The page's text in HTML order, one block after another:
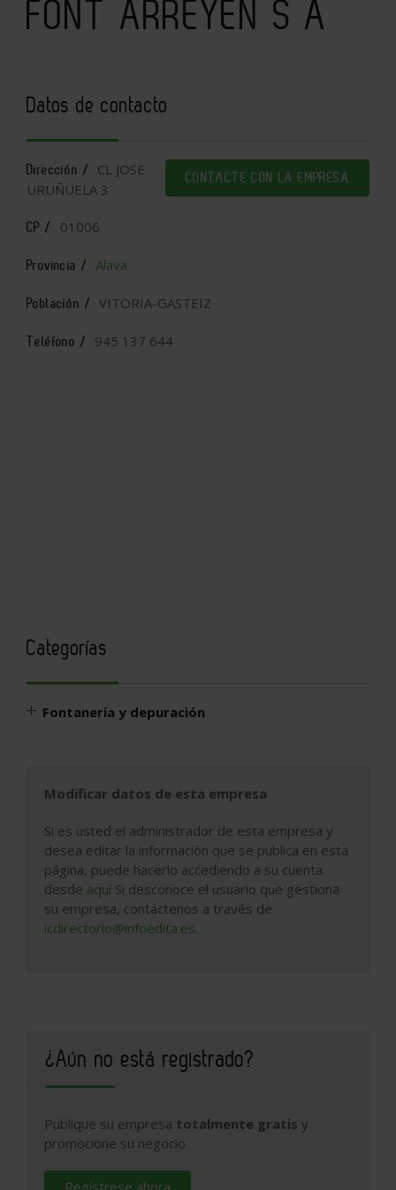
FONT ARREYEN S A
Datos de contacto
CONTACTE CON LA EMPRESA
Dirección /
CL JOSE
URUÑUELA 3
CP / 01006
Provincia / Alava
Población / VITORIA-GASTEIZ
Teléfono / 945 137 644
Categorías
Fontanería y depuración
Modificar datos de esta empresa
Si es usted el administrador de esta empresa y
desea editar la información que se publica en esta
página, puede hacerlo accediendo a su cuenta
desde aquí Si desconoce el usuario que gestiona
su empresa, contáctenos a través de
icdirectorio@infoedita.es.
¿Aún no está registrado?
Publique su empresa totalmente gratis y
promocione su negocio
Regístrese ahora